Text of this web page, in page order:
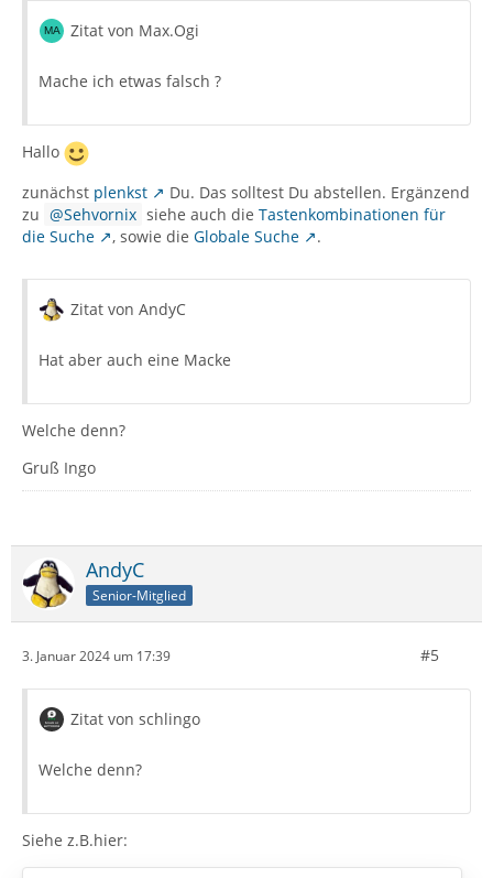
Zitat von Max.Ogi
Mache ich etwas falsch ?
Hallo
zunächst plenkst
Du. Das solltest Du abstellen. Ergänzend
zu
Sehvornix siehe auch die Tastenkombinationen für
die Suche
, sowie die Globale Suche .
Zitat von AndyC
Hat aber auch eine Macke
Welche denn?
Gruß Ingo
AndyC
Senior-Mitglied
3. Januar 2024 um 17:39 #5
Zitat von schlingo
Welche denn?
Siehe z.B.hier: